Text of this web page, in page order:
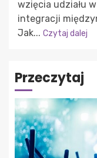
wzięcia udziału
integracji
Jak... Czytaj dalej
Przeczytaj